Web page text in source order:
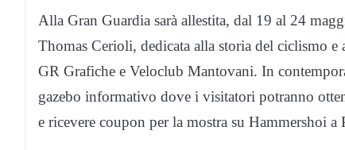
Alla Gran Guardia sarà allestita, dal 19 al 24
Thomas Cerioli, dedicata alla storia del ciclismo
GR Grafiche e Veloclub Mantovani. In
gazebo informativo dove i visitatori potranno
e ricevere coupon per la mostra su Hammershoi